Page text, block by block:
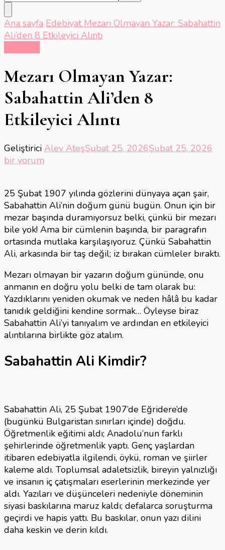
mi
arıyorsunuz?
Ana sayfa Edebiyat Mezarı Olmayan Yazar: Sabahattin
Ali’den 8 Etkileyici Alıntı
Mezarı Olmayan Yazar:
Sabahattin Ali’den 8
Etkileyici Alıntı
Geliştirici Alev AteşŞubat 25, 2026Şubat 25, 2026
8
bir yorum
25 Şubat 1907 yılında gözlerini dünyaya açan şair,
Sabahattin Ali’nin doğum günü bugün. Onun için bir
mezar başında duramıyorsuz belki, çünkü bir mezarı
bile yok! Ama bir cümlenin başında, bir paragrafın
ortasında mutlaka karşılaşıyoruz. Çünkü Sabahattin
Ali, arkasında bir taş değil; iz bırakan cümleler bıraktı.
Mezarı olmayan bir yazarın doğum gününde, onu
anmanın en doğru yolu belki de tam olarak bu:
Yazdıklarını yeniden okumak ve neden hâlâ bu kadar
tanıdık geldiğini kendine sormak… Öyleyse biraz
Sabahattin Ali’yi tanıyalım ve ardından en etkileyici
alıntılarına birlikte göz atalım.
Sabahattin Ali Kimdir?
Sabahattin Ali, 25 Şubat 1907’de Eğridere’de
(bugünkü Bulgaristan sınırları içinde) doğdu.
Öğretmenlik eğitimi aldı; Anadolu’nun farklı
şehirlerinde öğretmenlik yaptı. Genç yaşlardan
itibaren edebiyatla ilgilendi, öykü, roman ve şiirler
kaleme aldı. Toplumsal adaletsizlik, bireyin yalnızlığı
ve insanın iç çatışmaları eserlerinin merkezinde yer
aldı. Yazıları ve düşünceleri nedeniyle döneminin
siyasi baskılarına maruz kaldı; defalarca soruşturma
geçirdi ve hapis yattı. Bu baskılar, onun yazı dilini
daha keskin ve derin kıldı.